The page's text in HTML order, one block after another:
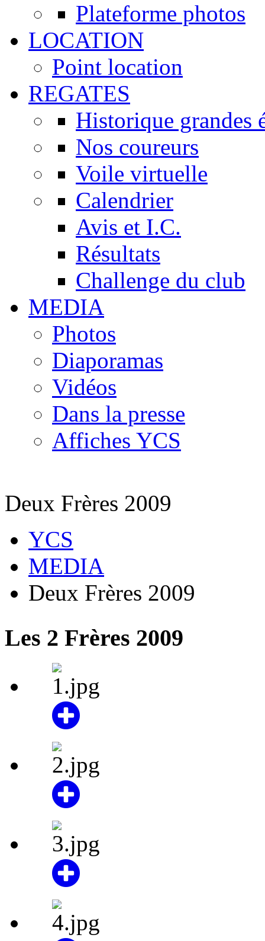
Plateforme photos
LOCATION
Point location
REGATES
Historique grandes
Nos coureurs
Voile virtuelle
Calendrier
Avis et I.C.
Résultats
Challenge du club
MEDIA
Photos
Diaporamas
Vidéos
Dans la presse
Affiches YCS
Deux Frères 2009
YCS
MEDIA
Deux Frères 2009
Les 2 Frères 2009